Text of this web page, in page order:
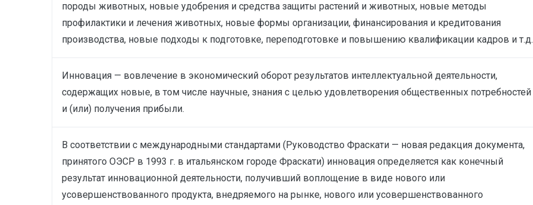
породы животных, новые удобрения и средства защиты растений и животных, новые методы
профилактики и лечения животных, новые формы организации, финансирования и кредитования
производства, новые подходы к подготовке, переподготовке и повышению квалификации кадров и т.д.
Инновация — вовлечение в экономический оборот результатов интеллектуальной деятельности,
содержащих новые, в том числе научные, знания с целью удовлетворения общественных потребностей
и (или) получения прибыли.
В соответствии с международными стандартами (Руководство Фраскати — новая редакция документа,
принятого ОЭСР в 1993 г. в итальянском городе Фраскати) инновация определяется как конечный
результат инновационной деятельности, получивший воплощение в виде нового или
усовершенствованного продукта, внедряемого на рынке, нового или усовершенствованного